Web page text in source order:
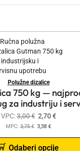
Polužne dizalice
750 kg —
za industriju i
VPC:3,00€ 2,70 €
MPC: 3,75€ 3,38 €
Odaberi opcije